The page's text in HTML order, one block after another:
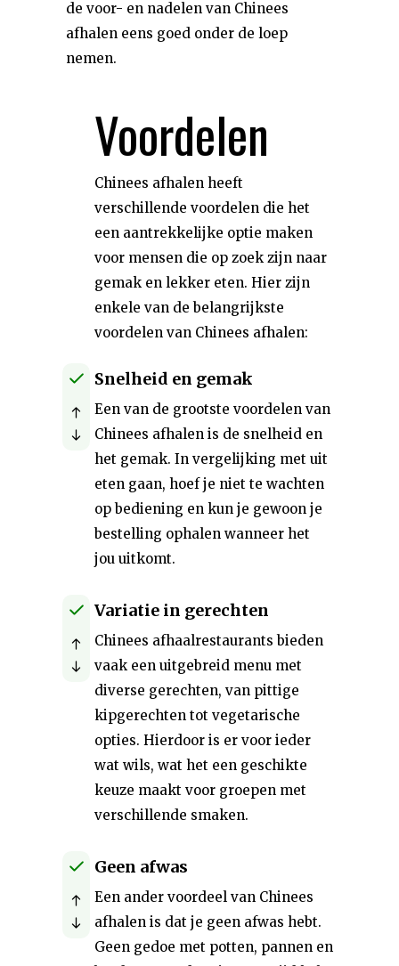
de voor- en nadelen van Chinees
afhalen eens goed onder de loep
nemen.
Voordelen
Chinees afhalen heeft
verschillende voordelen die het
een aantrekkelijke optie maken
voor mensen die op zoek zijn naar
gemak en lekker eten. Hier zijn
enkele van de belangrijkste
voordelen van Chinees afhalen:
Snelheid en gemak
Een van de grootste voordelen van
Chinees afhalen is de snelheid en
het gemak. In vergelijking met uit
eten gaan, hoef je niet te wachten
op bediening en kun je gewoon je
bestelling ophalen wanneer het
jou uitkomt.
Variatie in gerechten
Chinees afhaalrestaurants bieden
vaak een uitgebreid menu met
diverse gerechten, van pittige
kipgerechten tot vegetarische
opties. Hierdoor is er voor ieder
wat wils, wat het een geschikte
keuze maakt voor groepen met
verschillende smaken.
Geen afwas
Een ander voordeel van Chinees
afhalen is dat je geen afwas hebt.
Geen gedoe met potten, pannen en